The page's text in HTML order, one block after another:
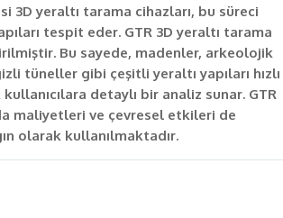
yeraltı tarama cihazları, bu süreci
tespit eder. GTR 3D yeraltı tarama
Bu sayede, madenler, arkeolojik
tüneller gibi çeşitli yeraltı yapıları hızlı
detaylı bir analiz sunar. GTR
maliyetleri ve çevresel etkileri de
olarak kullanılmaktadır.